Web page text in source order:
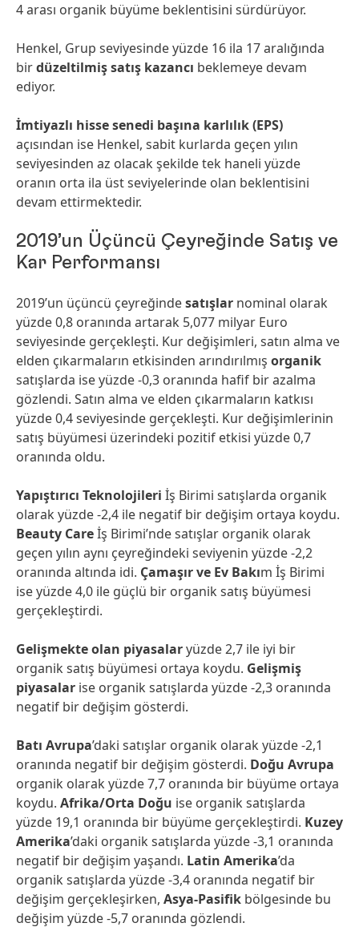
4 arası organik büyüme beklentisini sürdürüyor.
Henkel, Grup seviyesinde yüzde 16 ila 17 aralığında
birdüzeltilmiş satış kazancı beklemeye devam
ediyor.
İmtiyazlı hisse senedi başına karlılık(EPS)
açısından ise Henkel, sabit kurlarda geçen yılın
seviyesinden az olacak şekilde tek haneli yüzde
oranın orta ila üst seviyelerinde olan beklentisini
devam ettirmektedir.
2019’un Üçüncü Çeyreğinde Satış ve
Kar Performansı
2019’un üçüncü çeyreğindesatışlar nominal olarak
yüzde 0,8 oranında artarak 5,077 milyar Euro
seviyesinde gerçekleşti. Kur değişimleri, satın alma ve
elden çıkarmaların etkisinden arındırılmış organik
satışlarda ise yüzde -0,3 oranında hafif bir azalma
gözlendi. Satın alma ve elden çıkarmaların katkısı
yüzde 0,4 seviyesinde gerçekleşti. Kur değişimlerinin
satış büyümesi üzerindeki pozitif etkisi yüzde 0,7
oranında oldu.
Yapıştırıcı Teknolojileri İş Birimi satışlarda organik
olarak yüzde -2,4 ile negatif bir değişim ortaya koydu.
Beauty Careİş Birimi’nde satışlar organik olarak
geçen yılın aynı çeyreğindeki seviyenin yüzde -2,2
oranında altında idi. Çamaşır ve Ev Bakım İş Birimi
ise yüzde 4,0 ile güçlü bir organik satış büyümesi
gerçekleştirdi.
Gelişmekte olan piyasalaryüzde 2,7 ile iyi bir
organik satış büyümesi ortaya koydu. Gelişmiş
piyasalar ise organik satışlarda yüzde -2,3 oranında
negatif bir değişim gösterdi.
Batı Avrupa’daki satışlar organik olarak yüzde -2,1
oranında negatif bir değişim gösterdi. Doğu Avrupa
organik olarak yüzde 7,7 oranında bir büyüme ortaya
koydu. Afrika/Orta Doğu ise organik satışlarda
yüzde 19,1 oranında bir büyüme gerçekleştirdi. Kuzey
Amerika’daki organik satışlarda yüzde -3,1 oranında
negatif bir değişim yaşandı. Latin Amerika’da
organik satışlarda yüzde -3,4 oranında negatif bir
değişim gerçekleşirken, Asya-Pasifik bölgesinde bu
değişim yüzde -5,7 oranında gözlendi.